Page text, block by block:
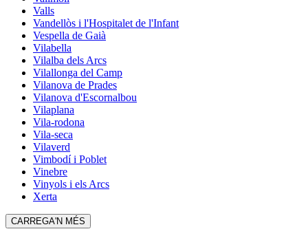
Valls
Vandellòs i l'Hospitalet de l'Infant
Vespella de Gaià
Vilabella
Vilalba dels Arcs
Vilallonga del Camp
Vilanova de Prades
Vilanova d'Escornalbou
Vilaplana
Vila-rodona
Vila-seca
Vilaverd
Vimbodí i Poblet
Vinebre
Vinyols i els Arcs
Xerta
CARREGA'N MÉS